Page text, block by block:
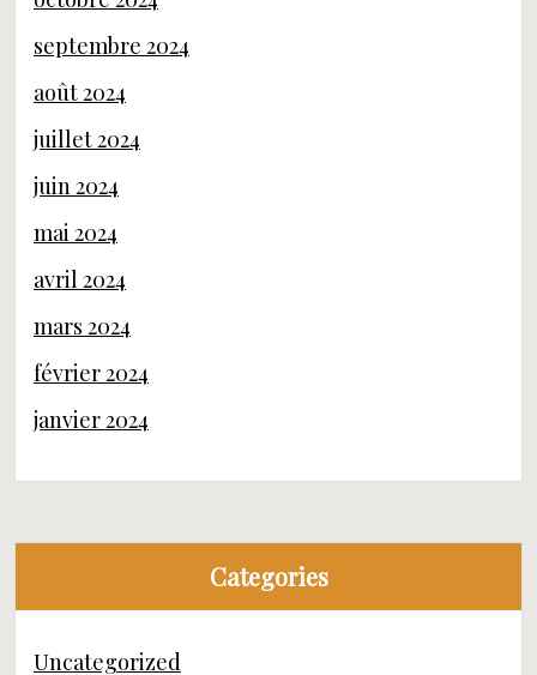
septembre 2024
août 2024
juillet 2024
juin 2024
mai 2024
avril 2024
mars 2024
février 2024
janvier 2024
Categories
Uncategorized